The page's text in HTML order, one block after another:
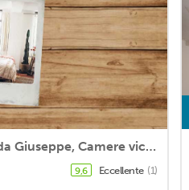
Bed and Breakfast da Giuseppe, Camere vicino stabilimento Ferrari
9,6 Eccellente (1)